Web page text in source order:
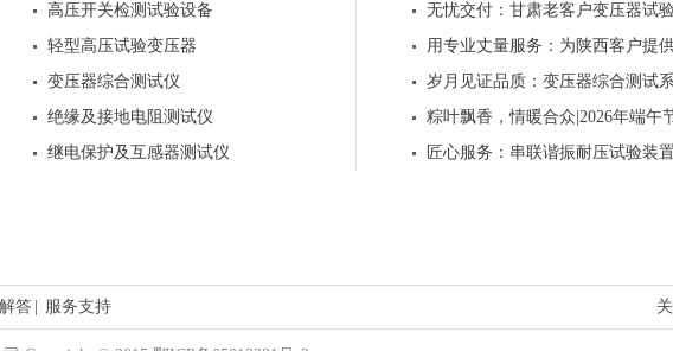
高压开关检测试验设备
轻型高压试验变压器
变压器综合测试仪
绝缘及接地电阻测试仪
继电保护及互感器测试仪
无忧交付：甘肃老客户变压器试
用专业丈量服务：为陕西客户提
岁月见证品质：变压器综合测试
粽叶飘香，情暖合众|2026年端午
匠心服务：串联谐振耐压试验装
答 服务支持